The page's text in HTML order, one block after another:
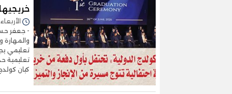
الأربعاء 01/يوليو/2026 - 06:45 م
- جعفر
والمهارة
تعليمي
تعليمية
كيان